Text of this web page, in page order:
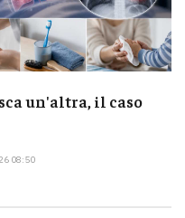
un'altra, il caso
08:50